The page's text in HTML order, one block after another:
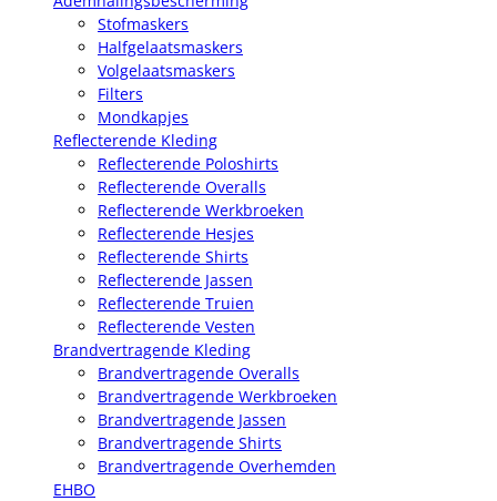
Stofmaskers
Halfgelaatsmaskers
Volgelaatsmaskers
Filters
Mondkapjes
Reflecterende Kleding
Reflecterende Poloshirts
Reflecterende Overalls
Reflecterende Werkbroeken
Reflecterende Hesjes
Reflecterende Shirts
Reflecterende Jassen
Reflecterende Truien
Reflecterende Vesten
Brandvertragende Kleding
Brandvertragende Overalls
Brandvertragende Werkbroeken
Brandvertragende Jassen
Brandvertragende Shirts
Brandvertragende Overhemden
EHBO